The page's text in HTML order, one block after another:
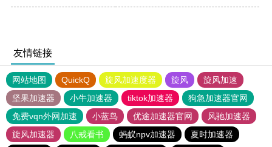
友情链接
网站地图 QuickQ 旋风加速度器 旋风
旋风加速
坚果加速器
小牛加速器 tiktok加速器
狗急加速器官网
免费vqn外网加速
小蓝鸟 优途加速器官网
风驰加速器
旋风加速器
八戒看书 蚂蚁npv加速器
夏时加速器